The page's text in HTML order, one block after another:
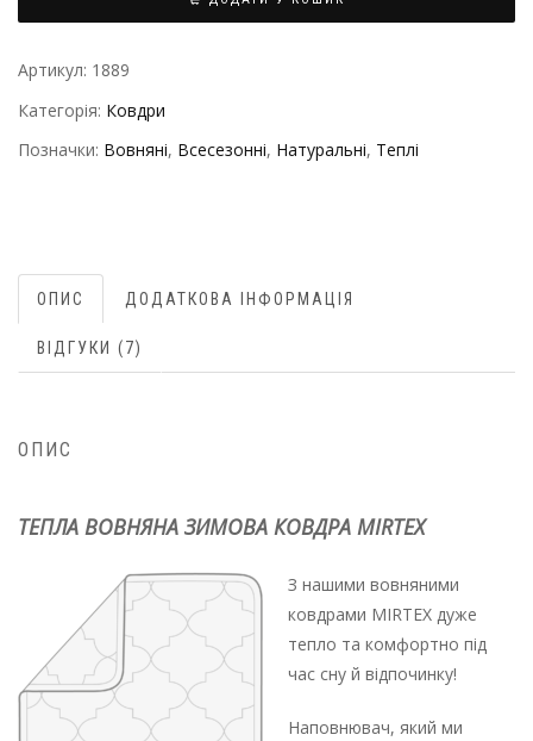
Артикул: 1889
Категорія: Ковдри
Позначки: Вовняні, Всесезонні, Натуральні, Теплі
ОПИС ДОДАТКОВА ІНФОРМАЦІЯ
ВІДГУКИ (7)
ОПИС
ТЕПЛА ВОВНЯНА ЗИМОВА КОВДРА MIRTEX
З нашими вовняними
ковдрами MIRTEX дуже
тепло та комфортно під
час сну й відпочинку!
Наповнювач, який ми